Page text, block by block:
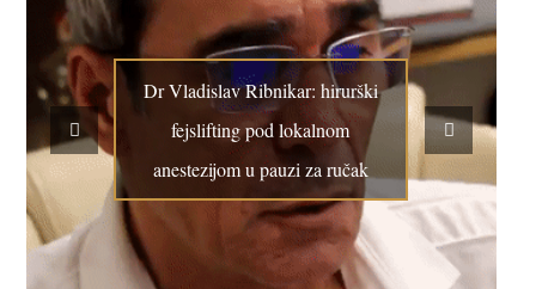
Dr Vladislav Ribnikar: hirurški
fejslifting pod lokalnom
anestezijom u pauzi za ručak